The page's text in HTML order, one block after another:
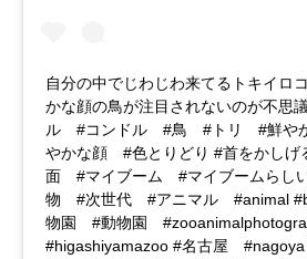
自分の中でじわじわ来てるトキイロ
かな顔の鳥が注目されないのが不思
ル #コンドル #鳥 #トリ #鮮や
やかな顔 #色とりどり #首をかしげ
面 #マイブーム #マイブームらし
物 #次世代 #アニマル #animal
物園 #動物園
#higashiyamazoo #名古屋